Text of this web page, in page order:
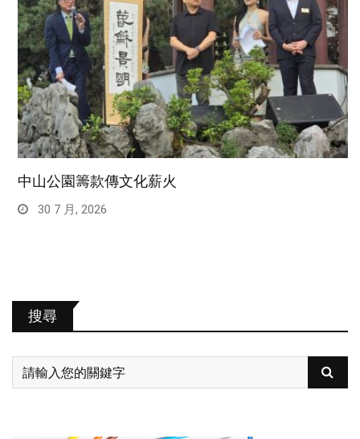
中山公園籌款傳文化薪火
30 7 月, 2026
搜尋